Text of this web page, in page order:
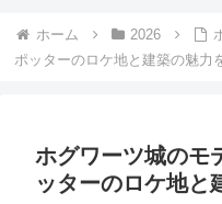
ホーム 2026
ポッターのロケ地と建築の魅力
ホグワーツ城のモ
ッターのロケ地と